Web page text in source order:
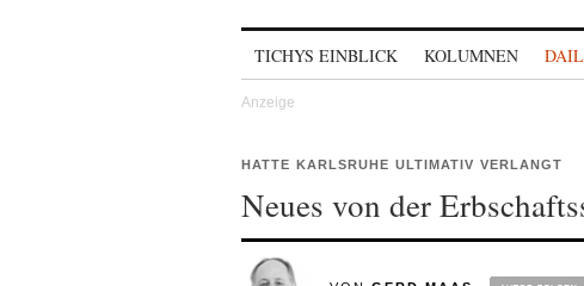
TICHYS EINBLICK KOLUMNEN
HATTE KARLSRUHE ULTIMATIV VERLANGT
Neues von der